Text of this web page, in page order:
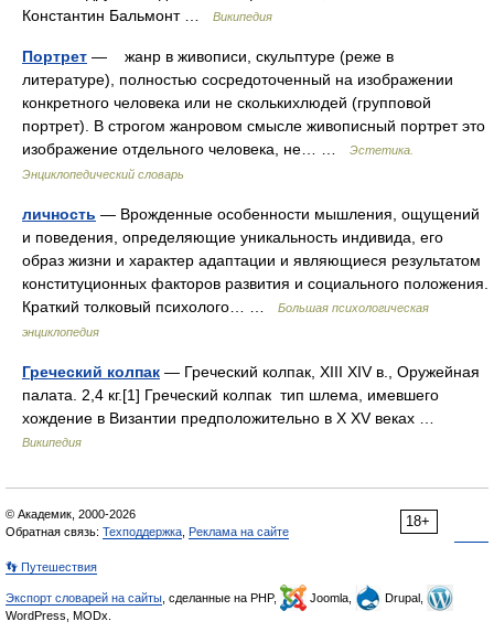
Константин Бальмонт …
Википедия
Портрет — жанр в живописи, скульптуре (реже в
литературе), полностью сосредоточенный на изображении
конкретного человека или не сколькихлюдей (групповой
портрет). В строгом жанровом смысле живописный портрет это
изображение отдельного человека, не… …
Эстетика.
Энциклопедический словарь
личность — Врожденные особенности мышления, ощущений
и поведения, определяющие уникальность индивида, его
образ жизни и характер адаптации и являющиеся результатом
конституционных факторов развития и социального положения.
Краткий толковый психолого… …
Большая психологическая
энциклопедия
Греческий колпак — Греческий колпак, XIII XIV в., Оружейная
палата. 2,4 кг.[1] Греческий колпак тип шлема, имевшего
хождение в Византии предположительно в X XV веках …
Википедия
18+
© Академик, 2000-2026
Обратная связь: Техподдержка Реклама на сайте
👣 Путешествия
Экспорт словарей на сайты , сделанные на PHP, Joomla,
Drupal,
WordPress, MODx.